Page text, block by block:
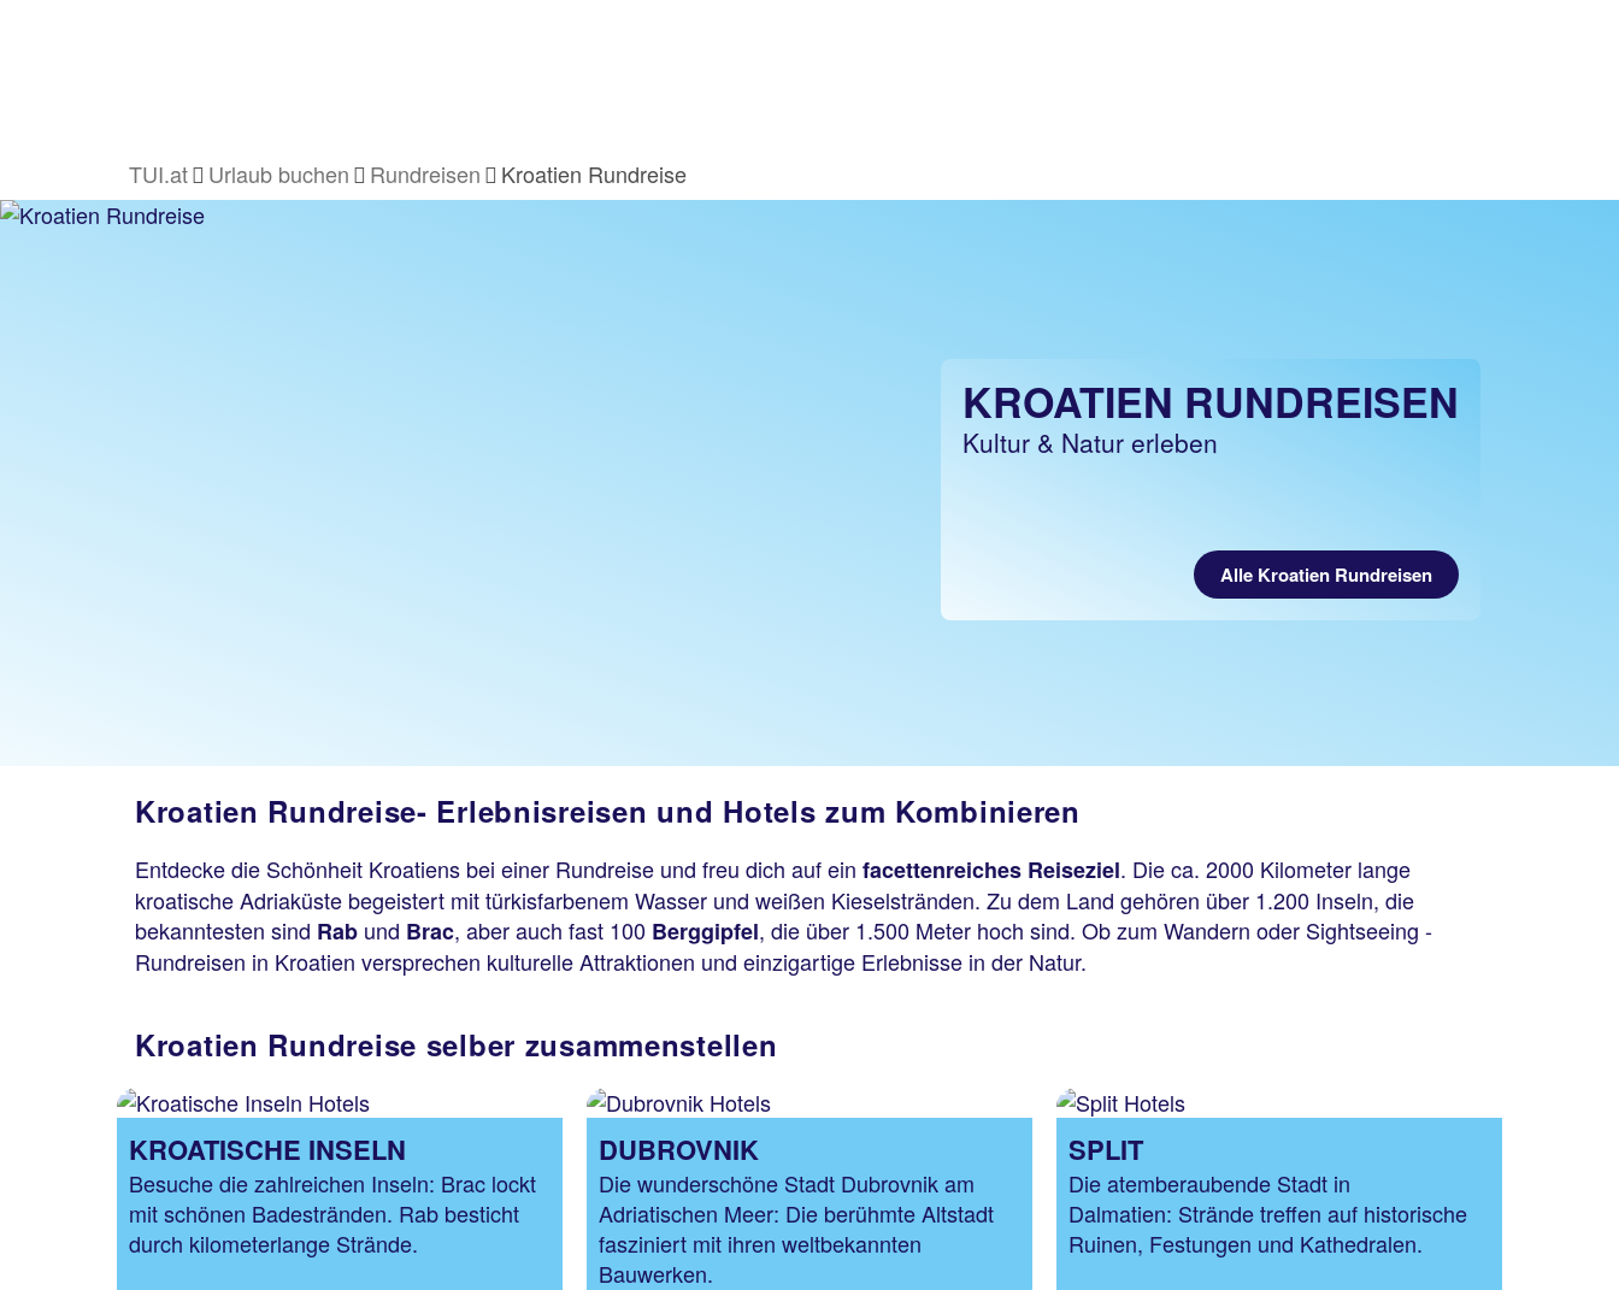
TUI.at Urlaub buchen Rundreisen Kroatien Rundreise
KROATIEN RUNDREISEN
Kultur & Natur erleben
Alle Kroatien Rundreisen
Kroatien Rundreise- Erlebnisreisen und Hotels zum Kombinieren
Entdecke die Schönheit Kroatiens bei einer Rundreise und freu dich auf ein facettenreiches Reiseziel. Die ca. 2000 Kilometer lange
kroatische Adriaküste begeistert mit türkisfarbenem Wasser und weißen Kieselstränden. Zu dem Land gehören über 1.200 Inseln, die
bekanntesten sind Rab und Brac, aber auch fast 100 Berggipfel, die über 1.500 Meter hoch sind. Ob zum Wandern oder Sightseeing -
Rundreisen in Kroatien versprechen kulturelle Attraktionen und einzigartige Erlebnisse in der Natur.
Kroatien Rundreise selber zusammenstellen
KROATISCHE INSELN
Besuche die zahlreichen Inseln: Brac lockt
mit schönen Badestränden. Rab besticht
durch kilometerlange Strände.
DUBROVNIK
Die wunderschöne Stadt Dubrovnik am
Adriatischen Meer: Die berühmte Altstadt
fasziniert mit ihren weltbekannten
Bauwerken.
SPLIT
Die atemberaubende Stadt in
Dalmatien: Strände treffen auf historische
Ruinen, Festungen und Kathedralen.